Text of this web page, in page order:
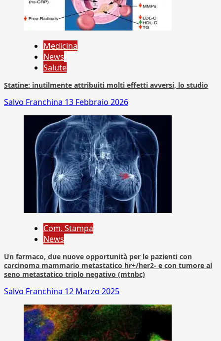
Medicina
News
Salute
Statine: inutilmente attribuiti molti effetti avversi, lo studio
Salvo Franchina 13 Febbraio 2026
Com. Stampa
News
Un farmaco, due nuove opportunità per le pazienti con
carcinoma mammario metastatico hr+/her2- e con tumore al
seno metastatico triplo negativo (mtnbc)
Salvo Franchina 12 Marzo 2025